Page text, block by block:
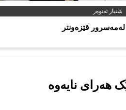
شنیار ئەنوەر
لەمەسرور قێزەونتر
هەراى نایەوە